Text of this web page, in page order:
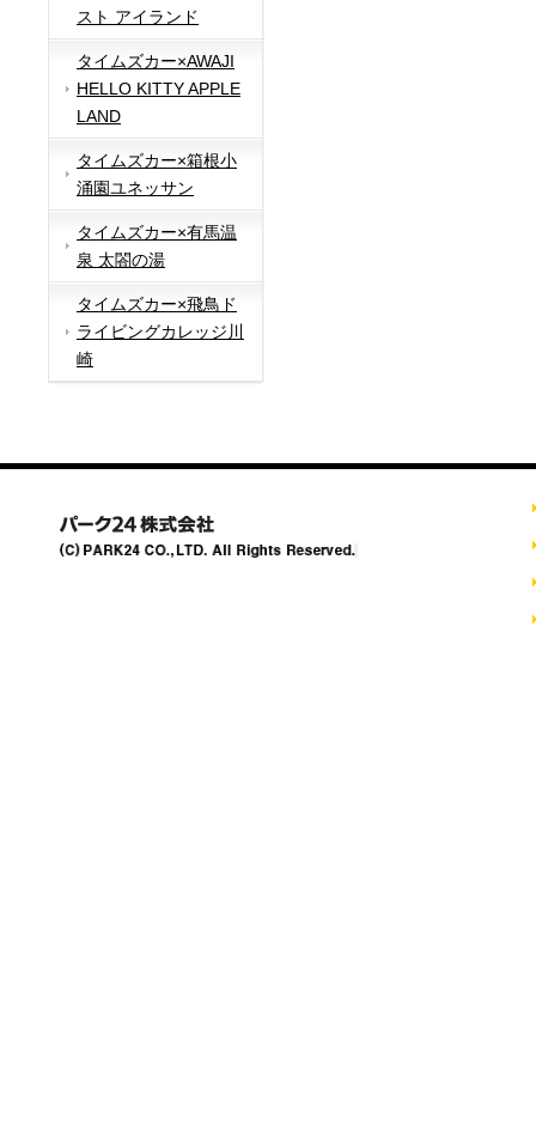
スト アイランド
タイムズカー×AWAJI
HELLO KITTY APPLE
LAND
タイムズカー×箱根小
涌園ユネッサン
タイムズカー×有馬温
泉 太閤の湯
タイムズカー×飛鳥ド
ライビングカレッジ川
崎